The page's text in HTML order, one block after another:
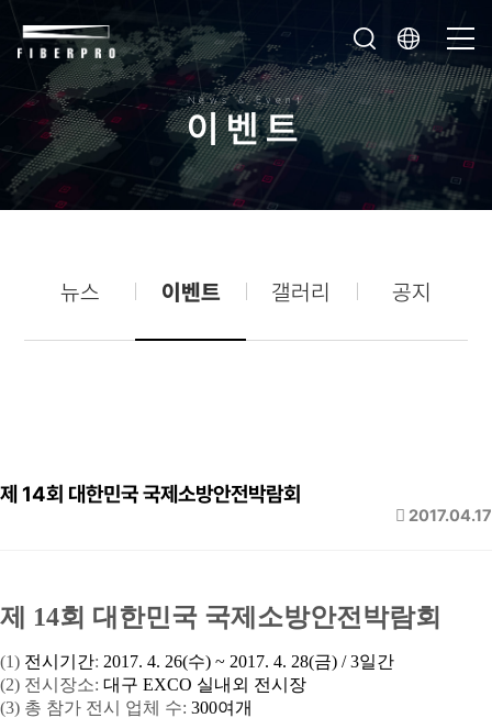
News & Event
이벤트
뉴스 이벤트 갤러리 공지
제 14회 대한민국 국제소방안전박람회
2017.04.17
제 14회 대한민국 국제소방안전박람회
(1) 전시기간: 2017. 4. 26(수) ~ 2017. 4. 28(금) / 3일간
(2) 전시장소: 대구 EXCO 실내외 전시장
(3) 총 참가 전시 업체 수: 300여개